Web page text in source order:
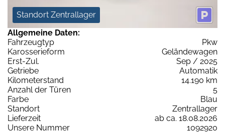
Standort Zentrallager
Allgemeine Daten:
Fahrzeugtyp
Pkw
Karosserieform
Geländewagen
Erst-Zul.
Sep / 2025
Getriebe
Automatik
Kilometerstand
14.190 km
Anzahl der Türen
5
Farbe
Blau
Standort
Zentrallager
Lieferzeit
ab ca. 18.08.2026
Unsere Nummer
1092920